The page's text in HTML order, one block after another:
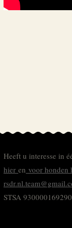
Heeft u interesse in
hier en voor honden
STSA